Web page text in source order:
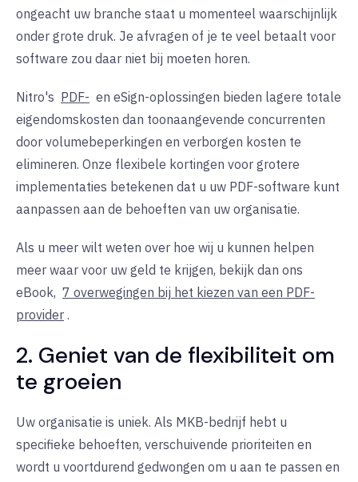
ongeacht uw branche staat u momenteel waarschijnlijk
onder grote druk. Je afvragen of je te veel betaalt voor
software zou daar niet bij moeten horen.
Nitro's PDF- en eSign-oplossingen bieden lagere totale
eigendomskosten dan toonaangevende concurrenten
door volumebeperkingen en verborgen kosten te
elimineren. Onze flexibele kortingen voor grotere
implementaties betekenen dat u uw PDF-software kunt
aanpassen aan de behoeften van uw organisatie.
Als u meer wilt weten over hoe wij u kunnen helpen
meer waar voor uw geld te krijgen, bekijk dan ons
eBook, 7 overwegingen bij het kiezen van een PDF-
provider .
2. Geniet van de flexibiliteit om
te groeien
Uw organisatie is uniek. Als MKB-bedrijf hebt u
specifieke behoeften, verschuivende prioriteiten en
wordt u voortdurend gedwongen om u aan te passen en